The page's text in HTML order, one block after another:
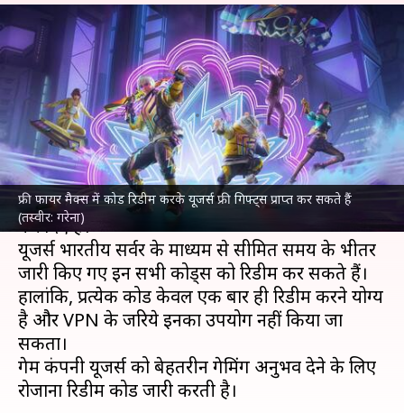
फ्री फायर मैक्स में कोड रिडीम करके यूजर्स फ्री गिफ्ट्स प्राप्त कर सकते हैं
(तस्वीर: गरेना)
फ्री फायर मैक्स: 23 अगस्त के लिए
कोड जारी, रिडीम कर पाएं रिवॉर्ड
पॉइंट्स
बिश्वजीत कुमार Aug 23, 2023 10:07 am
क्या है खबर?
फ्री फायर मैक्सने 23 अगस्त के लिए रिडीम कोड्स जारी
कर दिए हैं।
यूजर्स भारतीय सर्वर के माध्यम से सीमित समय के भीतर
जारी किए गए इन सभी कोड्स को रिडीम कर सकते हैं।
हालांकि, प्रत्येक कोड केवल एक बार ही रिडीम करने योग्य
है और VPN के जरिये इनका उपयोग नहीं किया जा
सकता।
गेम कंपनी यूजर्स को बेहतरीन गेमिंग अनुभव देने के लिए